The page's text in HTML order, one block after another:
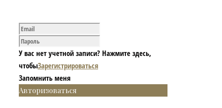
У вас нет учетной записи? Нажмите здесь,
чтобыЗарегистрироваться
Запомнить меня
Авторизоваться